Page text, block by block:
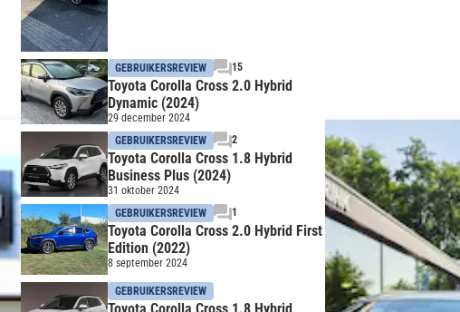
GEBRUIKERSREVIEW 15
Toyota Corolla Cross 2.0 Hybrid
Dynamic (2024)
29 december 2024
GEBRUIKERSREVIEW
2
Toyota Corolla Cross 1.8 Hybrid
Business Plus (2024)
31 oktober 2024
GEBRUIKERSREVIEW
1
Toyota Corolla Cross 2.0 Hybrid First
Edition (2022)
8 september 2024
GEBRUIKERSREVIEW